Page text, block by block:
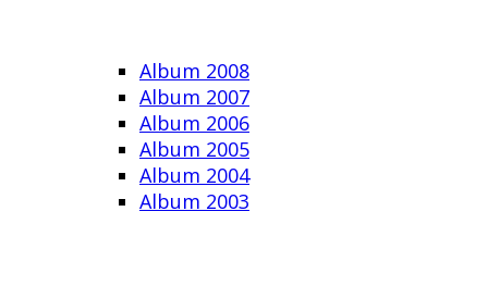
Album 2008
Album 2007
Album 2006
Album 2005
Album 2004
Album 2003